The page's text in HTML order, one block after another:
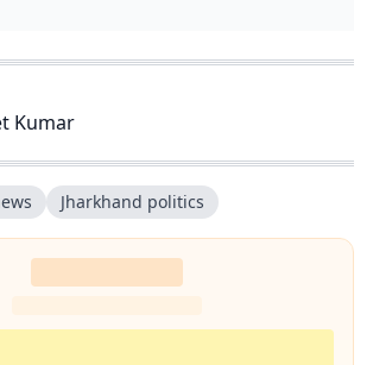
Kumar
Jharkhand politics